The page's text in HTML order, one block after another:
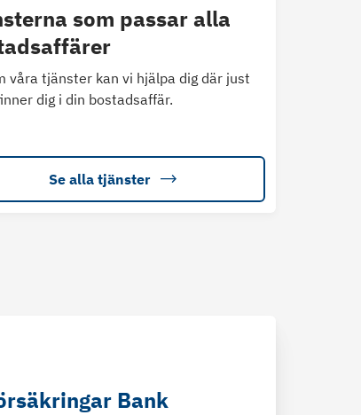
som passar alla
våra tjänster kan vi hjälpa dig där just
dig i din bostadsaffär.
Se alla tjänster
Bank